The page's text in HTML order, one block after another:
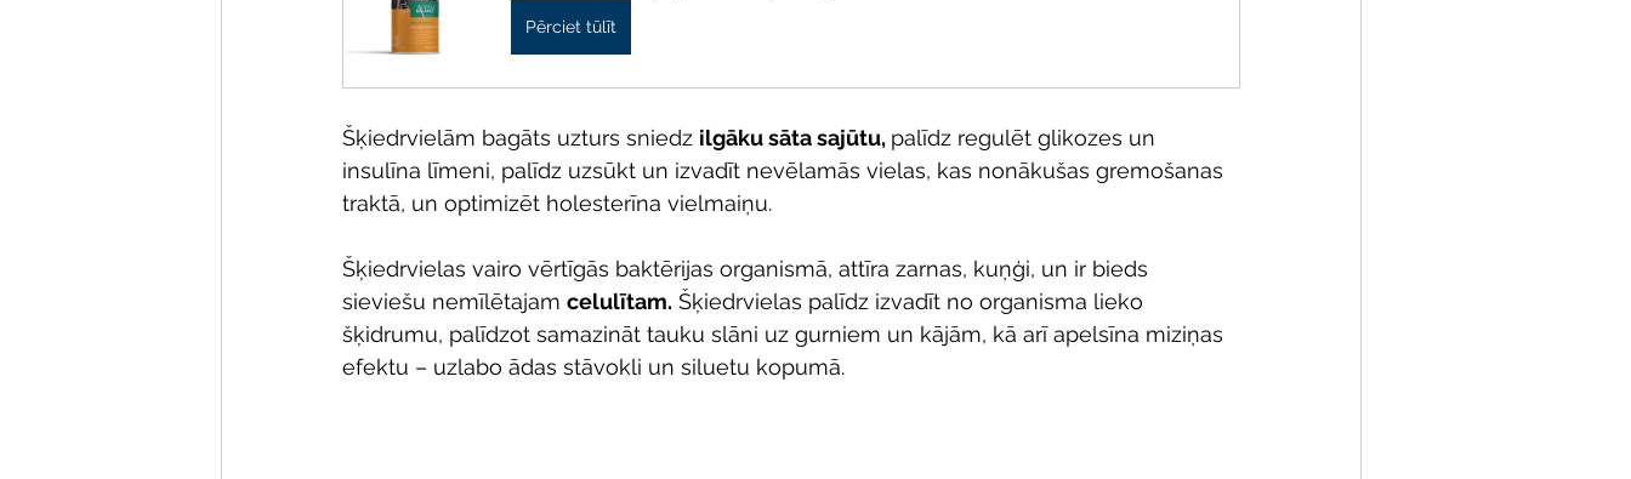
Pērciet tūlīt
Šķiedrvielām bagāts uzturs sniedz ilgāku sāta sajūtu, palīdz regulēt glikozes un
insulīna līmeni, palīdz uzsūkt un izvadīt nevēlamās vielas, kas nonākušas gremošanas
traktā, un optimizēt holesterīna vielmaiņu.
Šķiedrvielas vairo vērtīgās baktērijas organismā, attīra zarnas, kuņģi, un ir bieds
sieviešu nemīlētajam celulītam. Šķiedrvielas palīdz izvadīt no organisma lieko
šķidrumu, palīdzot samazināt tauku slāni uz gurniem un kājām, kā arī apelsīna miziņas
efektu – uzlabo ādas stāvokli un siluetu kopumā.